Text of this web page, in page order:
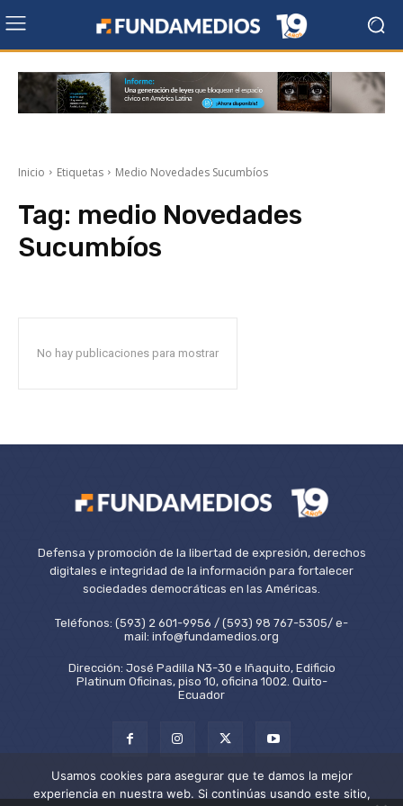
Inicio Etiquetas Medio Novedades Sucumbíos
Tag: medio Novedades
Sucumbíos
No hay publicaciones para mostrar
Defensa y promoción de la libertad de expresión, derechos
digitales e integridad de la información para fortalecer
sociedades democráticas en las Américas.
Teléfonos: (593) 2 601-9956 / (593) 98 767-5305/ e-
mail: info@fundamedios.org
Dirección: José Padilla N3-30 e Iñaquito, Edificio
Platinum Oficinas, piso 10, oficina 1002. Quito-
Ecuador
Usamos cookies para asegurar que te damos la mejor
experiencia en nuestra web. Si continúas usando este sitio,